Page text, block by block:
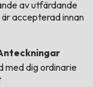
av utfärdande
accepterad innan
med dig ordinarie